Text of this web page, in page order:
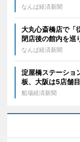
なんば経済新聞
大丸心斎橋店で
閉店後の館内を巡
なんば経済新聞
淀屋橋ステーシ
板、大阪は5店舗目
船場経済新聞